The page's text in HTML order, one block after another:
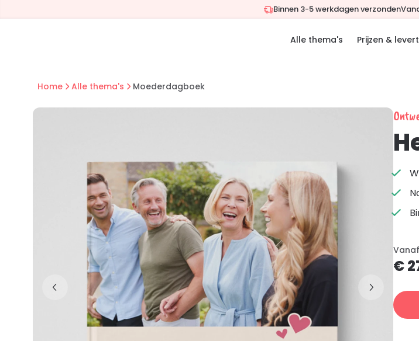
Binnen 3-5 werkdagen verzonden
Alle thema's Prijzen &
Home Alle thema's Moederdagboek
Vanaf
€